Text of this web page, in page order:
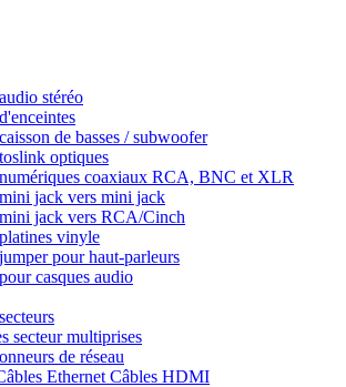
stéréo
de basses / subwoofer
optiques
coaxiaux RCA, BNC et XLR
jack vers mini jack
jack vers RCA/Cinch
vinyle
pour haut-parleurs
casques audio
secteur multiprises
de réseau
Ethernet Câbles HDMI